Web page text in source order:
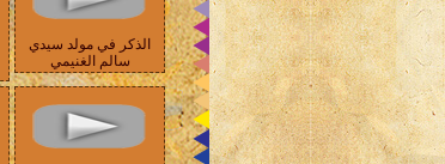
الذكر في مولد سيدي
سالم الغنيمي